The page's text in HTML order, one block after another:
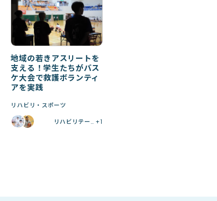
地域の若きアスリートを
支える！学生たちがバス
ケ大会で救護ボランティ
アを実践
リハビリ・スポーツ
リハビリテー… +1